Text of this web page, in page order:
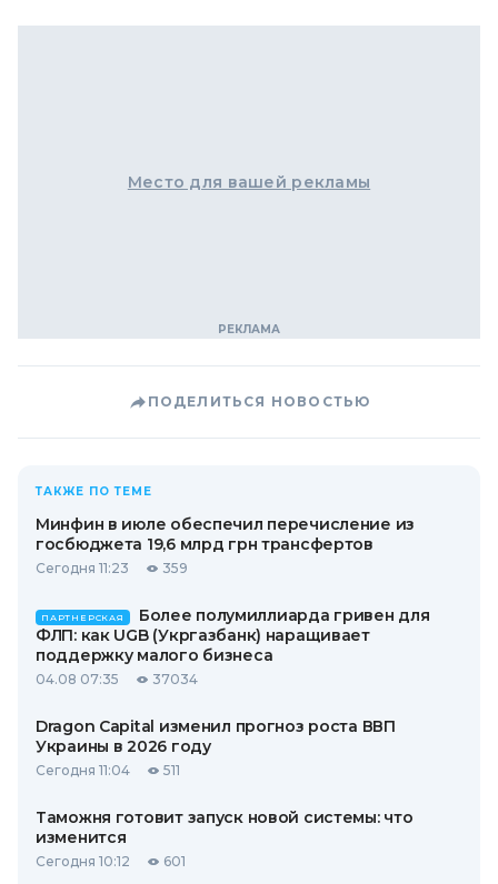
Место для вашей рекламы
ПОДЕЛИТЬСЯ НОВОСТЬЮ
ТАКЖЕ ПО ТЕМЕ
Минфин в июле обеспечил перечисление из
госбюджета 19,6 млрд грн трансфертов
Сегодня 11:23 359
ПАРТНЕРСКАЯ
Более полумиллиарда гривен для
ФЛП: как UGB (Укргазбанк) наращивает
поддержку малого бизнеса
04.08 07:35 37034
Dragon Capital изменил прогноз роста ВВП
Украины в 2026 году
Сегодня 11:04 511
Таможня готовит запуск новой системы: что
изменится
Сегодня 10:12 601